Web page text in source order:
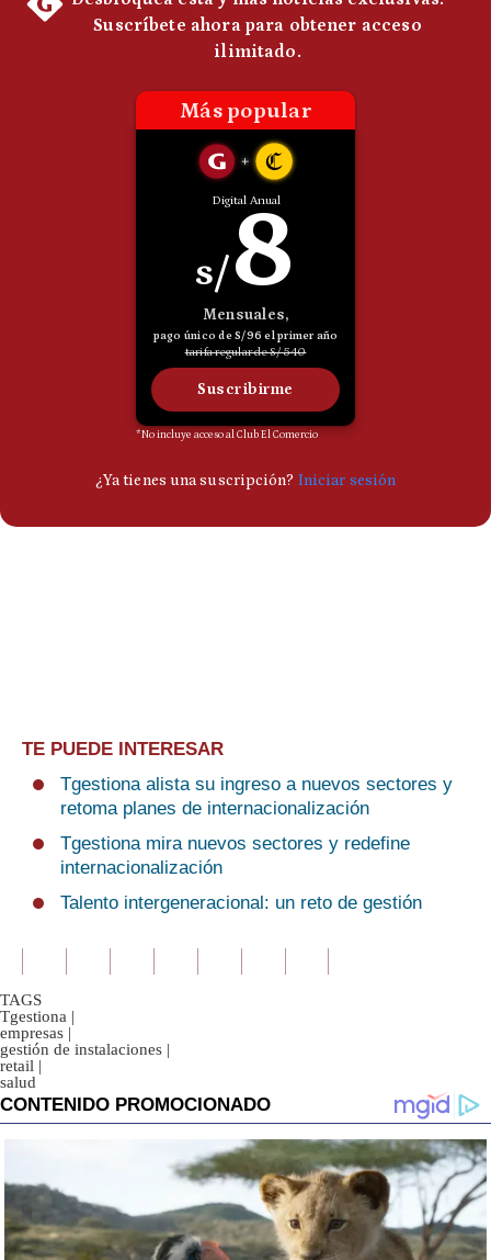
TE PUEDE INTERESAR
Tgestiona alista su ingreso a nuevos sectores y
retoma planes de internacionalización
Tgestiona mira nuevos sectores y redefine
internacionalización
Talento intergeneracional: un reto de gestión
TAGS
Tgestiona |
empresas |
gestión de instalaciones |
retail |
salud